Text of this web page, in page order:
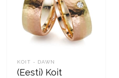
KOIT - DAWN
(Eesti) Koit